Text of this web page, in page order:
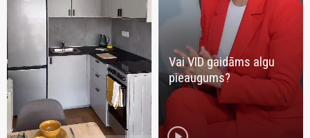
Vai VID gaidāms algu
pieaugums?